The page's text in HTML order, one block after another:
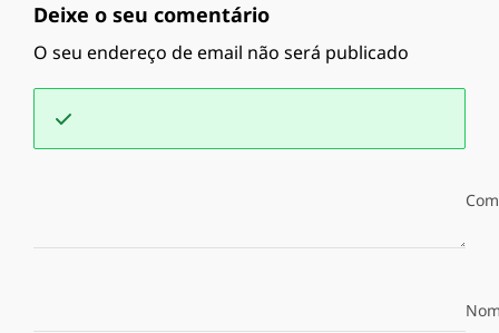
Deixe o seu comentário
O seu endereço de email não será publicado